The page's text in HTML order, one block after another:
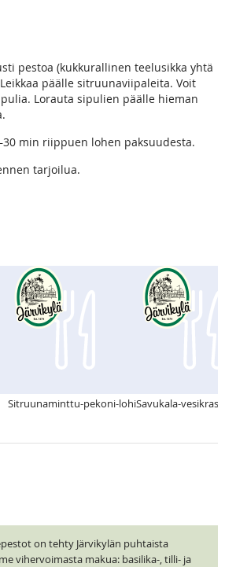
pestoa (kukkurallinen teelusikka yhtä
päälle sitruunaviipaleita. Voit
Lorauta sipulien päälle hieman
min riippuen lohen paksuudesta.
tarjoilua.
Sitruunaminttu-pekoni-lohiSavukala-
on tehty Järvikylän puhtaista
vihervoimasta makua: basilika-, tilli- ja